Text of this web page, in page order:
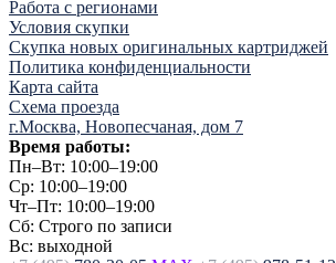
Работа с регионами
Условия скупки
Скупка новых оригинальных картриджей
Политика конфиденциальности
Карта сайта
Схема проезда
г.Москва, Новопесчаная, дом 7
Время работы:
Пн–Вт: 10:00–19:00
Ср: 10:00–19:00
Чт–Пт: 10:00–19:00
Сб: Строго по записи
Вс: выходной